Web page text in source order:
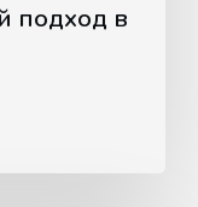
подход в